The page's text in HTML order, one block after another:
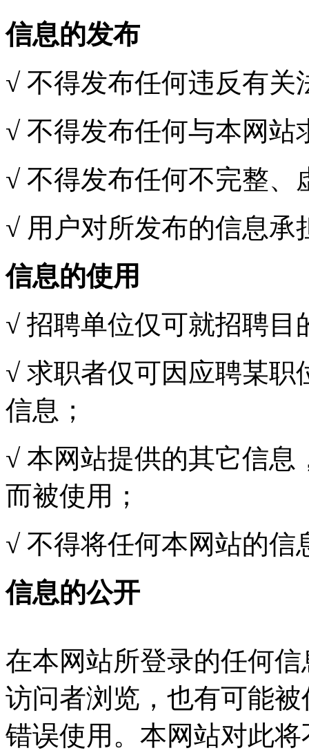
信息的发布
√ 不得发布任何违反有关
√ 不得发布任何与本网
√ 不得发布任何不完整、
√ 用户对所发布的信息承
信息的使用
√ 招聘单位仅可就招聘
√ 求职者仅可因应聘某
信息；
√ 本网站提供的其它信
而被使用；
√ 不得将任何本网站的信
信息的公开
在本网站所登录的任何
访问者浏览，也有可能
错误使用。本网站对此